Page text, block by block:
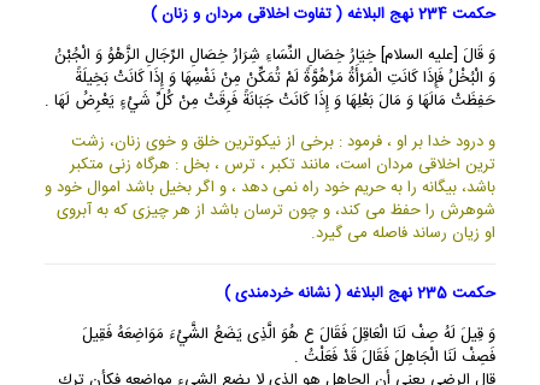
حکمت 234 نهج البلاغه ( تفاوت اخلاقی مردان و زنان )
وَ قَالَ [عليه السلام] خِيَارُ خِصَالِ النِّسَاءِ شِرَارُ خِصَالِ الرِّجَالِ الزَّهْوُ وَ الْجُبْنُ
وَ الْبُخْلُ فَإِذَا كَانَتِ الْمَرْأَةُ مَزْهُوَّةً لَمْ تُمَكِّنْ مِنْ نَفْسِهَا وَ إِذَا كَانَتْ بَخِيلَةً
حَفِظَتْ مَالَهَا وَ مَالَ بَعْلِهَا وَ إِذَا كَانَتْ جَبَانَةً فَرِقَتْ مِنْ كُلِّ شَيْ‏ءٍ يَعْرِضُ لَهَا .
و درود خدا بر او ، فرمود : برخى از نيكوترين خلق و خوى زنان، زشت
ترين اخلاقى مردان است، مانند تكبر ، ترس ، بخل : هرگاه زنى متكبر
باشد، بيگانه را به حريم خود راه نمى دهد ، و اگر بخيل باشد اموال خود و
شوهرش را حفظ مى كند، و چون ترسان باشد از هر چيزى كه به آبروى
او زيان رساند فاصله مى گيرد.
حکمت 235 نهج البلاغه ( نشانه خردمندی )
وَ قِيلَ لَهُ صِفْ لَنَا الْعَاقِلَ فَقَالَ ع هُوَ الَّذِى يَضَعُ الشَّيْ‏ءَ مَوَاضِعَهُ فَقِيلَ
فَصِفْ لَنَا الْجَاهِلَ فَقَالَ قَدْ فَعَلْتُ .